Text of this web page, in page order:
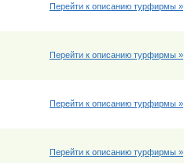
Перейти к описанию турфирмы »
Перейти к описанию турфирмы »
Перейти к описанию турфирмы »
Перейти к описанию турфирмы »